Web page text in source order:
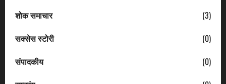
शोक समाचार
(3)
सक्सेस स्टोरी
(0)
संपादकीय
(0)